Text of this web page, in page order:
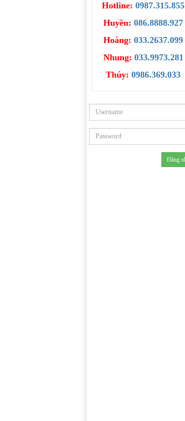
Hotline:0987.315.855
Huyền:086.8888.927
Hoàng:033.2637.099
Nhung: 033.9973.281
Thúy:0986.369.033